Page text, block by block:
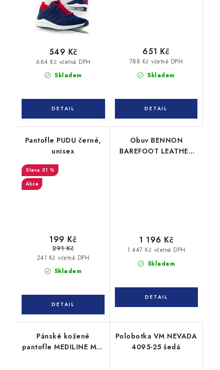
Skladem
664 Kč včetně DPH
549 Kč
Skladem
788 Kč včetně DPH
651 Kč
Pantofle PUDU černé,
unisex
31 %
Akce
Skladem
241 Kč včetně DPH
199 Kč
291 Kč
Obuv BENNON
BAREFOOT LEATHER
Skladem
1 447 Kč včetně DPH
1 196 Kč
Pánské kožené
pantofle MEDILINE M01
Polobotka VM NEVADA
4095-25 šedá